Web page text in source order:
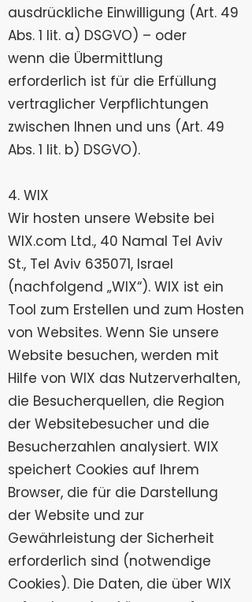
ausdrückliche Einwilligung (Art. 49
Abs. 1 lit. a) DSGVO) – oder
wenn die Übermittlung
erforderlich ist für die Erfüllung
vertraglicher Verpflichtungen
zwischen Ihnen und uns (Art. 49
Abs. 1 lit. b) DSGVO).
4. WIX
Wir hosten unsere Website bei
WIX.com Ltd., 40 Namal Tel Aviv
St., Tel Aviv 635071, Israel
(nachfolgend „WIX“). WIX ist ein
Tool zum Erstellen und zum Hosten
von Websites. Wenn Sie unsere
Website besuchen, werden mit
Hilfe von WIX das Nutzerverhalten,
die Besucherquellen, die Region
der Websitebesucher und die
Besucherzahlen analysiert. WIX
speichert Cookies auf Ihrem
Browser, die für die Darstellung
der Website und zur
Gewährleistung der Sicherheit
erforderlich sind (notwendige
Cookies). Die Daten, die über WIX